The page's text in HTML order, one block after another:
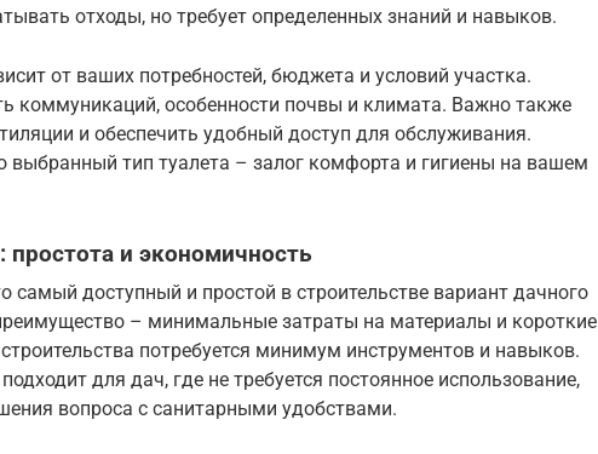
отходы, но требует определенных знаний и навыков.
от ваших потребностей, бюджета и условий участка.
коммуникаций, особенности почвы и климата. Важно также
и обеспечить удобный доступ для обслуживания.
выбранный тип туалета – залог комфорта и гигиены на вашем
простота и экономичность
самый доступный и простой в строительстве вариант дачного
– минимальные затраты на материалы и короткие
потребуется минимум инструментов и навыков.
для дач, где не требуется постоянное использование,
вопроса с санитарными удобствами.